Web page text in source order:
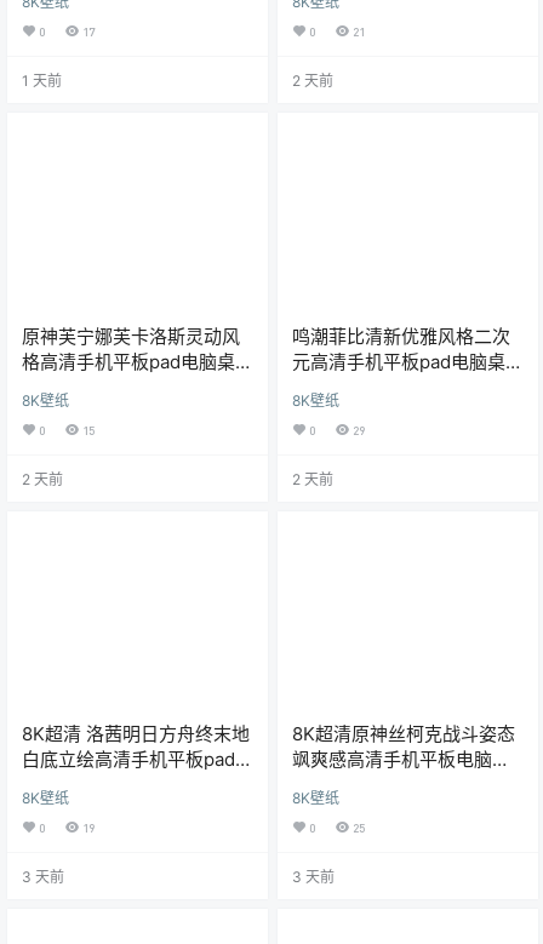
0 17
1 天前
0 21
2 天前
原神芙宁娜芙卡洛斯灵动风
格高清手机平板pad电脑桌面
8K壁纸
0 15
2 天前
鸣潮菲比清新优雅风格二次
元高清手机平板pad电脑桌面
8K壁纸
0 29
2 天前
8K超清 洛茜明日方舟终末地
白底立绘高清手机平板pad电
脑桌面壁纸
8K壁纸
0 19
3 天前
8K超清原神丝柯克战斗姿态
飒爽感高清手机平板电脑桌
面游戏壁纸
8K壁纸
0 25
3 天前